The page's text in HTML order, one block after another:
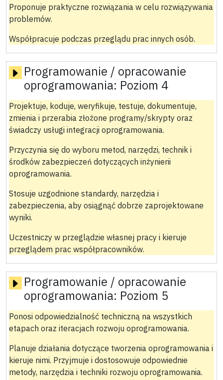
Proponuje praktyczne rozwiązania w celu rozwiązywania
problemów.
Współpracuje podczas przeglądu prac innych osób.
Programowanie / opracowanie
oprogramowania: Poziom 4
Projektuje, koduje, weryfikuje, testuje, dokumentuje,
zmienia i przerabia złożone programy/skrypty oraz
świadczy usługi integracji oprogramowania.
Przyczynia się do wyboru metod, narzędzi, technik i
środków zabezpieczeń dotyczących inżynierii
oprogramowania.
Stosuje uzgodnione standardy, narzędzia i
zabezpieczenia, aby osiągnąć dobrze zaprojektowane
wyniki.
Uczestniczy w przeglądzie własnej pracy i kieruje
przeglądem prac współpracowników.
Programowanie / opracowanie
oprogramowania: Poziom 5
Ponosi odpowiedzialność techniczną na wszystkich
etapach oraz iteracjach rozwoju oprogramowania.
Planuje działania dotyczące tworzenia oprogramowania i
kieruje nimi. Przyjmuje i dostosowuje odpowiednie
metody, narzędzia i techniki rozwoju oprogramowania.